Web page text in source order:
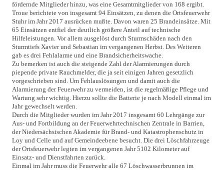
fördernde Mitglieder hinzu, was eine Gesamtmitglieder von 168 ergibt.
Troue berichtete von insgesamt 94 Einsätzen, zu denen die Ortsfeuerwehr
Stuhr im Jahr 2017 ausrücken mußte. Davon waren 25 Brandeinsätze. Mit
65 Einsätzen entfiel der deutlich größere Anteil auf technische
Hilfeleistungen. Vor allem ausgelöst durch Sturmschäden nach den
Sturmtiefs Xavier und Sebastian im vergangenen Herbst. Des Weiteren
gab es drei Fehlalarme und eine Brandsicherheitswache.
Zu bemerken ist auch die steigende Zahl der Alarmierungen durch
piepende private Rauchmelder, die ja seit einigen Jahren gesetzlich
vorgeschrieben sind. Um Fehlauslösungen und damit auch die
Alarmierung der Feuerwehr zu vermeiden, ist die regelmäßige Pflege und
Wartung sehr wichtig. Hierzu sollte die Batterie je nach Modell einmal im
Jahr gewechselt werden.
Durch die Mitglieder wurden im Jahr 2017 insgesamt 60 Lehrgänge zur
Aus- und Fortbildung an der Feuerwehrtechnischen Zentrale in Barrien,
der Niedersächsischen Akademie für Brand- und Katastrophenschutz in
Loy und Celle und auf Gemeindeebene besucht. Die drei Löschfahrzeuge
der Ortsfeuerwehr legten im vergangenen Jahr 5102 Kilometer auf
Einsatz- und Dienstfahrten zurück.
Einmal im Jahr muss die Feuerwehr alle 67 Löschwasserbrunnen im